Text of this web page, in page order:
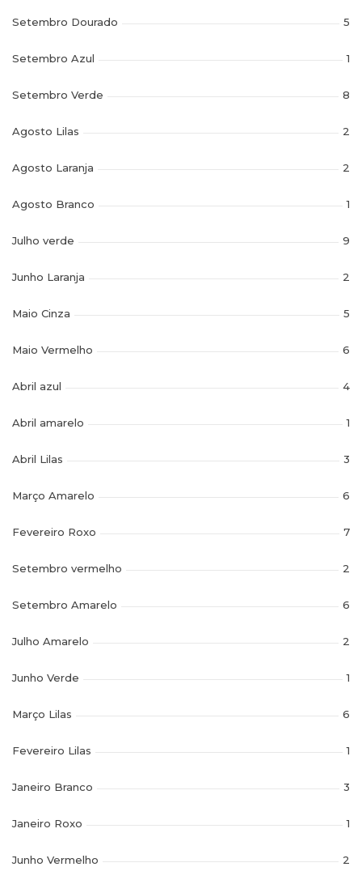
Setembro Dourado 5
Setembro Azul 1
Setembro Verde 8
Agosto Lilas 2
Agosto Laranja 2
Agosto Branco 1
Julho verde 9
Junho Laranja 2
Maio Cinza 5
Maio Vermelho 6
Abril azul 4
Abril amarelo 1
Abril Lilas 3
Março Amarelo 6
Fevereiro Roxo 7
Setembro vermelho 2
Setembro Amarelo 6
Julho Amarelo 2
Junho Verde 1
Março Lilas 6
Fevereiro Lilas 1
Janeiro Branco 3
Janeiro Roxo 1
Junho Vermelho 2